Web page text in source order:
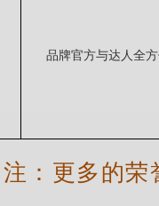
品牌官方与达人全
注：更多的